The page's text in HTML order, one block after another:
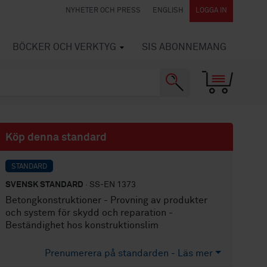
NYHETER OCH PRESS ENGLISH LOGGA IN
BÖCKER OCH VERKTYG SIS ABONNEMANG
Köp denna standard
STANDARD
SVENSK STANDARD · SS-EN 1373
Betongkonstruktioner - Provning av produkter
och system för skydd och reparation -
Beständighet hos konstruktionslim
Prenumerera på standarden - Läs mer